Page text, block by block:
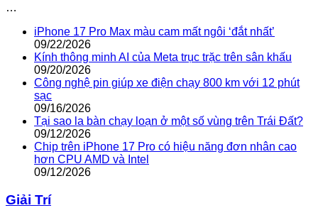
…
iPhone 17 Pro Max màu cam mất ngôi ‘đắt nhất’
09/22/2026
Kính thông minh AI của Meta trục trặc trên sân khấu
09/20/2026
Công nghệ pin giúp xe điện chạy 800 km với 12 phút
sạc
09/16/2026
Tại sao la bàn chạy loạn ở một số vùng trên Trái Đất?
09/12/2026
Chip trên iPhone 17 Pro có hiệu năng đơn nhân cao
hơn CPU AMD và Intel
09/12/2026
Giải Trí